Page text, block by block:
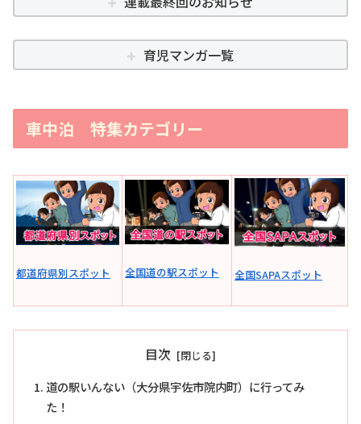
育児マンガ一覧
車中泊 特集カテゴリー
都道府県別スポット 全国道の駅スポット 全国SAPAスポット
目次
道の駅いんない（大分県宇佐市院内町）に行ってみ
た！